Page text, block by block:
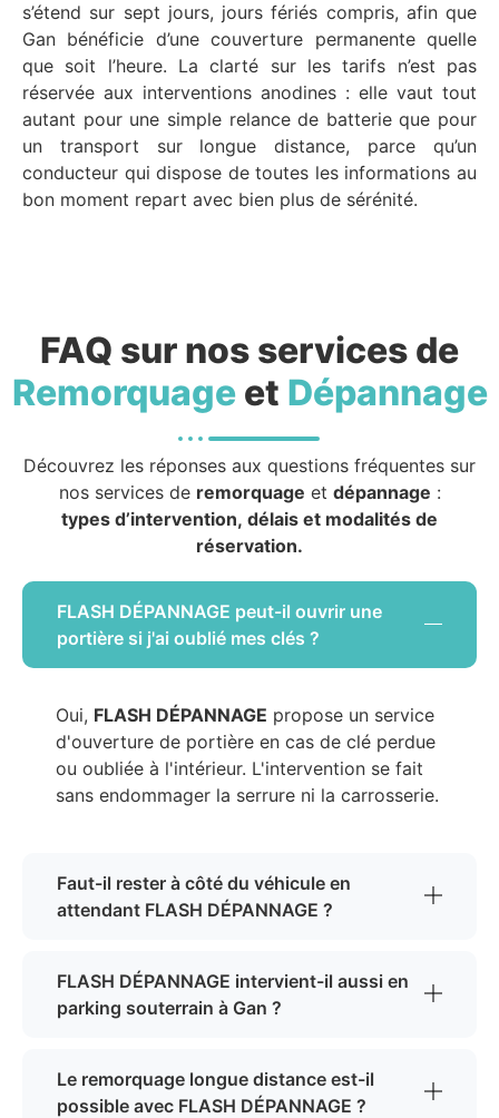
s’étend sur sept jours, jours fériés compris, afin que
Gan bénéficie d’une couverture permanente quelle
que soit l’heure. La clarté sur les tarifs n’est pas
réservée aux interventions anodines : elle vaut tout
autant pour une simple relance de batterie que pour
un transport sur longue distance, parce qu’un
conducteur qui dispose de toutes les informations au
bon moment repart avec bien plus de sérénité.
FAQ sur nos services de
Remorquageet Dépannage
Découvrez les réponses aux questions fréquentes sur
nos services de remorquage et dépannage :
types d’intervention, délais et modalités de
réservation.
FLASH DÉPANNAGE peut-il ouvrir une
portière si j'ai oublié mes clés ?
Oui, FLASH DÉPANNAGE propose un service
d'ouverture de portière en cas de clé perdue
ou oubliée à l'intérieur. L'intervention se fait
sans endommager la serrure ni la carrosserie.
Faut-il rester à côté du véhicule en
attendant FLASH DÉPANNAGE ?
FLASH DÉPANNAGE intervient-il aussi en
parking souterrain à Gan ?
Le remorquage longue distance est-il
possible avec FLASH DÉPANNAGE ?